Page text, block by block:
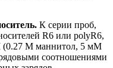
К серии проб,
R6 или polyR6,
(0.27 М маннитол, 5 мM
соотношениями